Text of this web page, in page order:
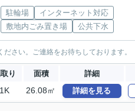
駐輪場
インターネット対応
敷地内ごみ置き場
公共下水
さい。ご連絡をお待ちしております。
り 面積 詳細
1K 26.08㎡ 詳細を見る